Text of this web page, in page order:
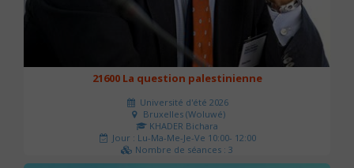
21600 La question palestinienne
Université d'été 2026
Bruxelles (Woluwé)
KHADER Bichara
Jour : Lu-Ma-Me-Je-Ve 10:00- 12:00
Nombre de séances : 3
63 €